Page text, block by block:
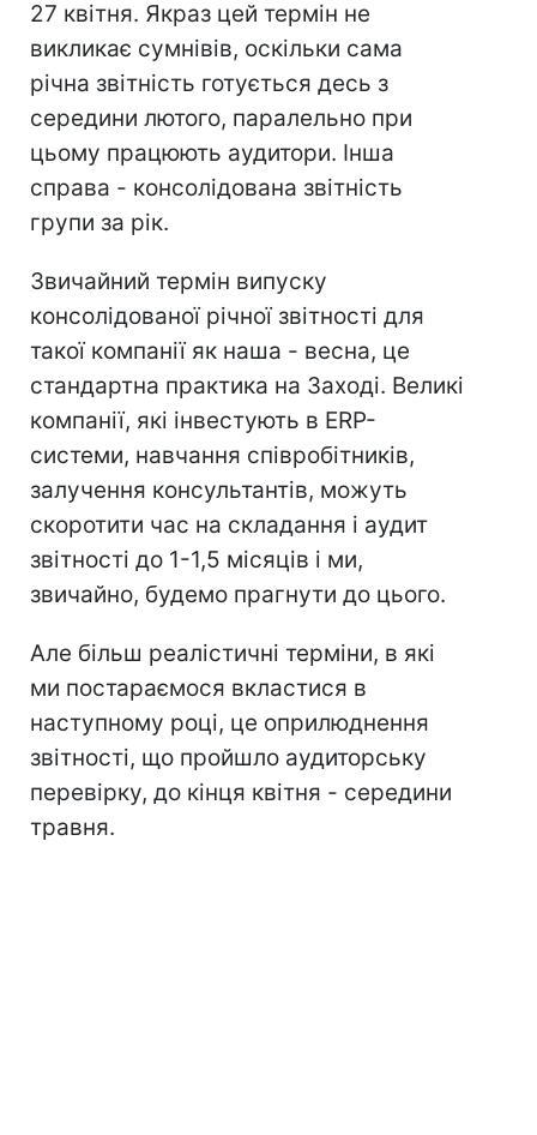
27 квітня. Якраз цей термін не
викликає сумнівів, оскільки сама
річна звітність готується десь з
середини лютого, паралельно при
цьому працюють аудитори. Інша
справа - консолідована звітність
групи за рік.
Звичайний термін випуску
консолідованої річної звітності для
такої компанії як наша - весна, це
стандартна практика на Заході. Великі
компанії, які інвестують в ERP-
системи, навчання співробітників,
залучення консультантів, можуть
скоротити час на складання і аудит
звітності до 1-1,5 місяців і ми,
звичайно, будемо прагнути до цього.
Але більш реалістичні терміни, в які
ми постараємося вкластися в
наступному році, це оприлюднення
звітності, що пройшло аудиторську
перевірку, до кінця квітня - середини
травня.